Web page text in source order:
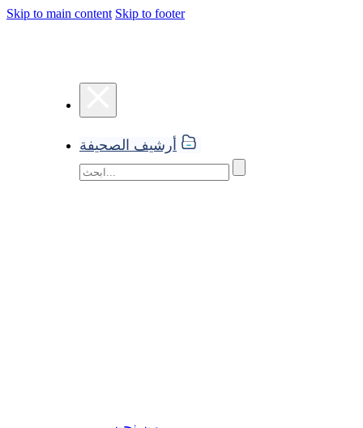
Skip to main content Skip to footer
أرشيف الصحيفة